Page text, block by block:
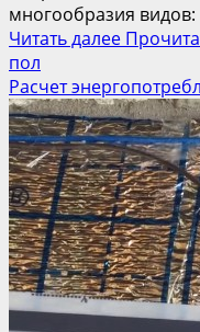
многообразия
Читать далее
пол
Расчет